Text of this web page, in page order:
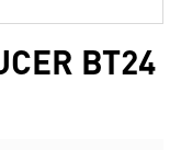
BT24